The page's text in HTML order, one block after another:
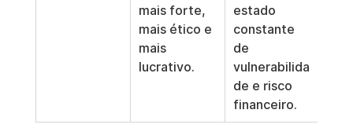
mais forte,
mais ético e
mais
lucrativo.
estado
constante
de
vulnerabilida
de e risco
financeiro.